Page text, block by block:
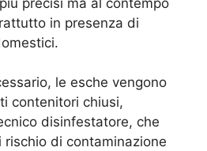
in presenza di
le esche vengono
contenitori chiusi,
disinfestatore, che
rischio di contaminazione